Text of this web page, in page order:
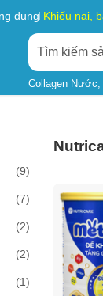
dụng Khiếu nại,
Collagen Nước
(9)
(7)
(2)
(2)
(1)